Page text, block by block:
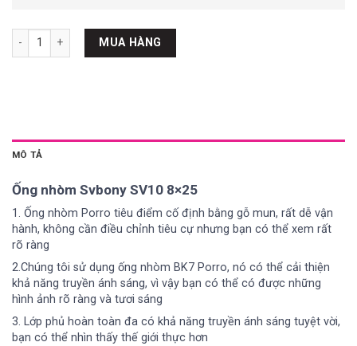
Ống nhòm Svbony SV10 8x25 số lượng
MUA HÀNG
MÔ TẢ
Ống nhòm Svbony SV10 8×25
1. Ống nhòm Porro tiêu điểm cố định bằng gỗ mun, rất dễ vận
hành, không cần điều chỉnh tiêu cự nhưng bạn có thể xem rất
rõ ràng
2.Chúng tôi sử dụng ống nhòm BK7 Porro, nó có thể cải thiện
khả năng truyền ánh sáng, vì vậy bạn có thể có được những
hình ảnh rõ ràng và tươi sáng
3. Lớp phủ hoàn toàn đa có khả năng truyền ánh sáng tuyệt vời,
bạn có thể nhìn thấy thế giới thực hơn